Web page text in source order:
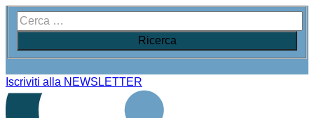
Iscriviti alla NEWSLETTER